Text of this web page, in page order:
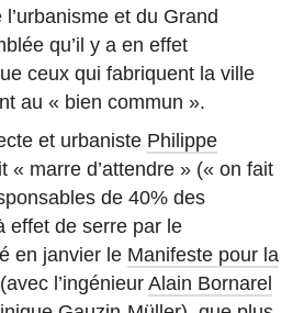
et du Grand
qu’il y a en effet
ceux qui fabriquent la ville
au « bien commun ».
et urbaniste Philippe
« marre d’attendre » (« on fait
de 40% des
effet de serre par le
en janvier le Manifeste pour la
(avec l’ingénieurAlain Bornarel